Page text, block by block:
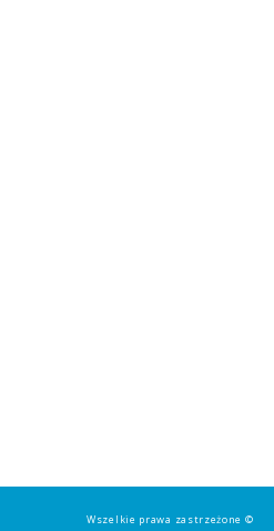
Wszelkie prawa zastrzeżone ©